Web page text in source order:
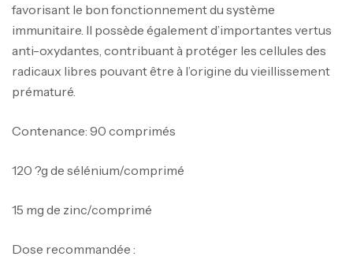
favorisant le bon fonctionnement du système
immunitaire. Il possède également d’importantes vertus
anti-oxydantes, contribuant à protéger les cellules des
radicaux libres pouvant être à l’origine du vieillissement
prématuré.
Contenance: 90 comprimés
120 ?g de sélénium/comprimé
15 mg de zinc/comprimé
Dose recommandée :